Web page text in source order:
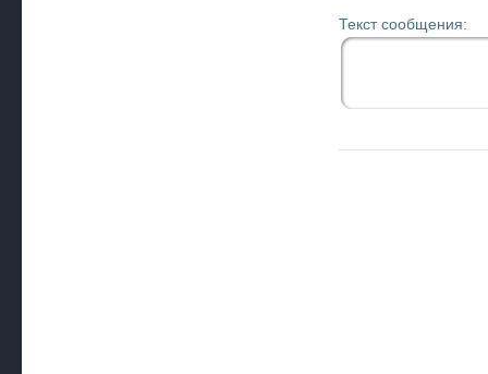
Текст сообщения: